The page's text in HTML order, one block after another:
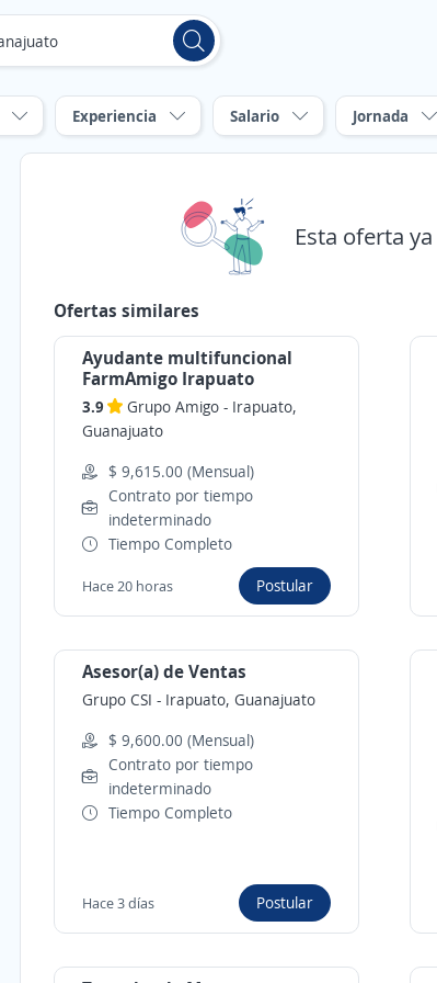
Experiencia Salario Jornada
Esta oferta
Ofertas similares
Ayudante multifuncional
FarmAmigo Irapuato
3.9 Grupo Amigo - Irapuato,
Guanajuato
$ 9,615.00 (Mensual)
Contrato por tiempo
indeterminado
Tiempo Completo
Hace 20 horas Postular
Asesor(a) de Ventas
Grupo CSI- Irapuato, Guanajuato
$ 9,600.00 (Mensual)
Contrato por tiempo
indeterminado
Tiempo Completo
Hace 3 días Postular